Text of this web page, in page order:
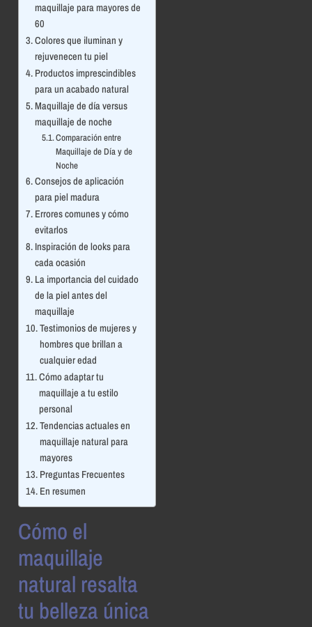
maquillaje para mayores de
60
Colores que iluminan y
rejuvenecen tu piel
Productos imprescindibles
para un acabado natural
Maquillaje de día versus
maquillaje de noche
Comparación entre
Maquillaje de Día y de
Noche
Consejos de aplicación
para piel madura
Errores comunes y cómo
evitarlos
Inspiración de looks para
cada ocasión
La importancia del cuidado
de la piel antes del
maquillaje
Testimonios de mujeres y
hombres que brillan a
cualquier edad
Cómo adaptar tu
maquillaje a tu estilo
personal
Tendencias actuales en
maquillaje natural para
mayores
Preguntas Frecuentes
En resumen
Cómo el
maquillaje
natural resalta
tu belleza única